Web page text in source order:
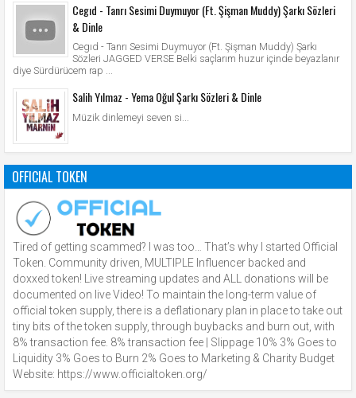
Cegıd - Tanrı Sesimi Duymuyor (Ft. Şişman Muddy) Şarkı Sözleri
& Dinle
Cegıd - Tanrı Sesimi Duymuyor (Ft. Şişman Muddy) Şarkı
Sözleri JAGGED VERSE Belki saçlarım huzur içinde beyazlanır
diye Sürdürücem rap ...
Salih Yılmaz - Yema Oğul Şarkı Sözleri & Dinle
Müzik dinlemeyi seven si...
OFFICIAL TOKEN
Tired of getting scammed? I was too… That’s why I started Official
Token. Community driven, MULTIPLE Influencer backed and
doxxed token! Live streaming updates and ALL donations will be
documented on live Video! To maintain the long-term value of
official token supply, there is a deflationary plan in place to take out
tiny bits of the token supply, through buybacks and burn out, with
8% transaction fee. 8% transaction fee | Slippage 10% 3% Goes to
Liquidity 3% Goes to Burn 2% Goes to Marketing & Charity Budget
Website: https://www.officialtoken.org/